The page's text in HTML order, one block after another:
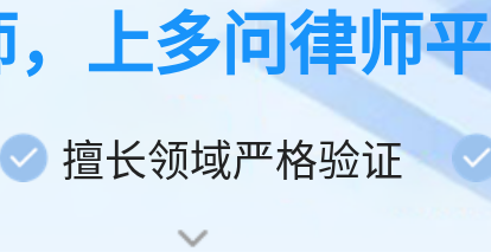
上多问律师
擅长领域严格验证